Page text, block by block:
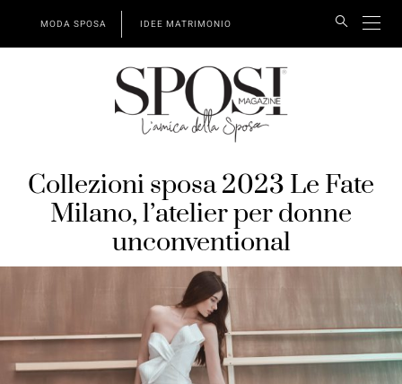
MODA SPOSA IDEE MATRIMONIO
Collezioni sposa 2023 Le Fate
Milano, l’atelier per donne
unconventional